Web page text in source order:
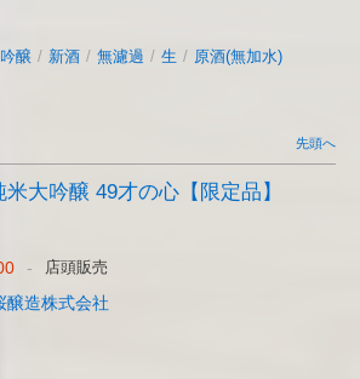
醸 / 新酒 / 無濾過 / 生 / 原酒(無加水)
先頭へ
大吟醸 49才の心【限定品】
- 店頭販売
醸造株式会社